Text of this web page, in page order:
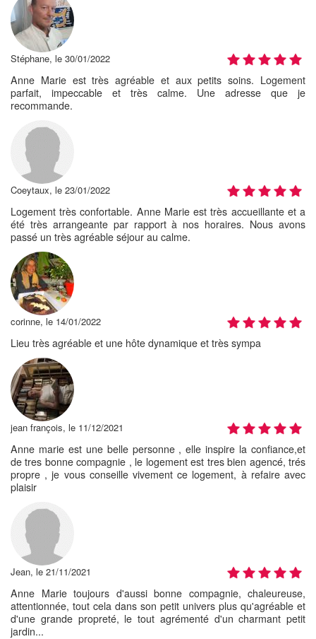
Stéphane, le 30/01/2022
Anne Marie est très agréable et aux petits soins. Logement
parfait, impeccable et très calme. Une adresse que je
recommande.
Coeytaux, le 23/01/2022
Logement très confortable. Anne Marie est très accueillante et a
été très arrangeante par rapport à nos horaires. Nous avons
passé un très agréable séjour au calme.
corinne, le 14/01/2022
Lieu très agréable et une hôte dynamique et très sympa
jean françois, le 11/12/2021
Anne marie est une belle personne , elle inspire la confiance,et
de tres bonne compagnie , le logement est tres bien agencé, trés
propre , je vous conseille vivement ce logement, à refaire avec
plaisir
Jean, le 21/11/2021
Anne Marie toujours d'aussi bonne compagnie, chaleureuse,
attentionnée, tout cela dans son petit univers plus qu'agréable et
d'une grande propreté, le tout agrémenté d'un charmant petit
jardin...